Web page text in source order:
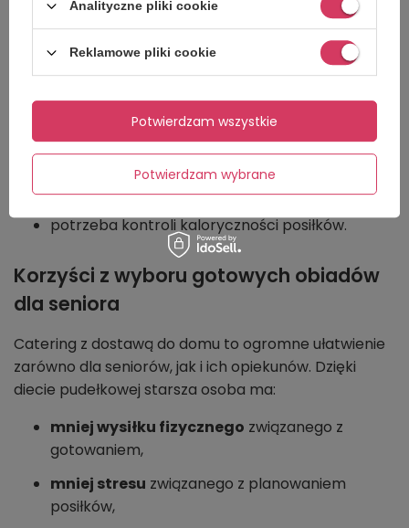
medycznego
To zdrowe rozwiązanie idealne dla osób starszych z
nadciśnienie,
nietolerancje pokarmowe,
potrzeba kontroli kaloryczności posiłków.
Korzyści z wyboru gotowych obiadów
dla seniora
Catering z dostawą do domu to ogromne ułatwienie
zarówno dla seniorów, jak i ich opiekunów. Dzięki
diecie pudełkowej starsza osoba ma:
mniej wysiłku fizycznego związanego z
gotowaniem,
mniej stresu związanego z planowaniem
posiłków,
Analityczne pliki cookie
Reklamowe pliki cookie
Potwierdzam wybrane
Potwierdzam wszystkie